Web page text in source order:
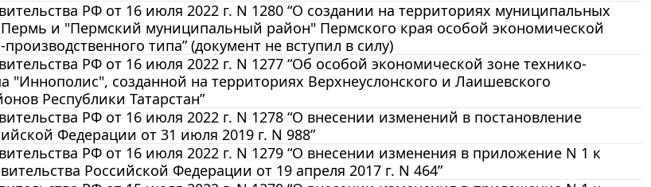
РФ от 16 июля 2022 г. N 1280 “О создании на территориях муниципальных
и "Пермский муниципальный район" Пермского края особой экономической
типа” (документ не вступил в силу)
РФ от 16 июля 2022 г. N 1277 “Об особой экономической зоне технико-
"Иннополис", созданной на территориях Верхнеуслонского и Лаишевского
Республики Татарстан”
РФ от 16 июля 2022 г. N 1278 “О внесении изменений в постановление
Федерации от 31 июля 2019 г. N 988”
РФ от 16 июля 2022 г. N 1279 “О внесении изменения в приложение N 1 к
Российской Федерации от 19 апреля 2017 г. N 464”